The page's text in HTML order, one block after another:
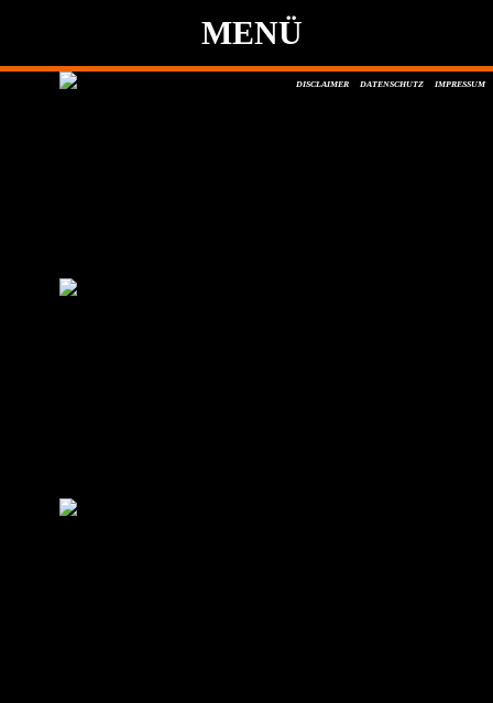
MENÜ
DISCLAIMER DATENSCHUTZ IMPRESSUM